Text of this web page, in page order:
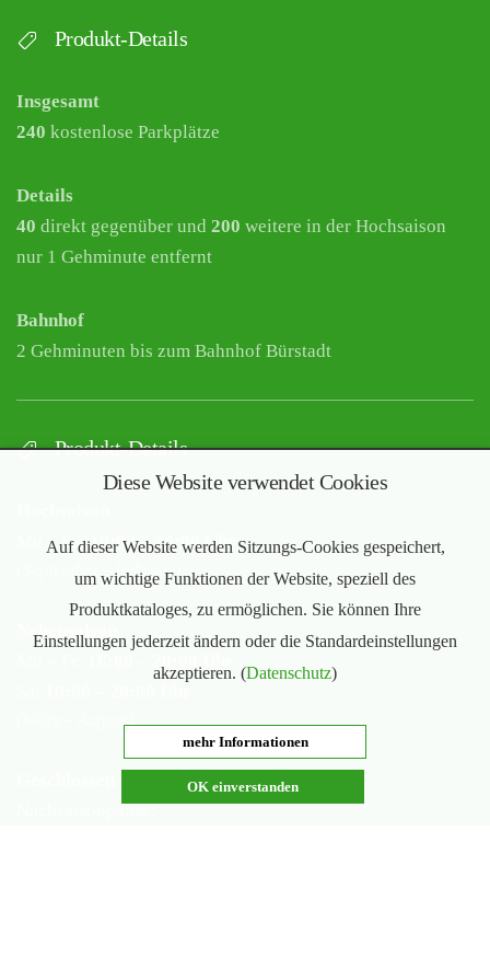
Produkt-Details
Insgesamt
240 kostenlose Parkplätze
Details
40 direkt gegenüber und 200 weitere in der Hochsaison
nur 1 Gehminute entfernt
Bahnhof
2 Gehminuten bis zum Bahnhof Bürstadt
Produkt-Details
Mo – Sa:10:00 – 20:00 Uhr
(September – Februar)
Nebensaison
(März – August)
Nachsaisonpause:
Diese Website verwendet Cookies
Auf dieser Website werden Sitzungs-Cookies gespeichert,
um wichtige Funktionen der Website, speziell des
Produktkataloges, zu ermöglichen. Sie können Ihre
Einstellungen jederzeit ändern oder die Standardeinstellungen
akzeptieren. (Datenschutz)
mehr Informationen
OK einverstanden